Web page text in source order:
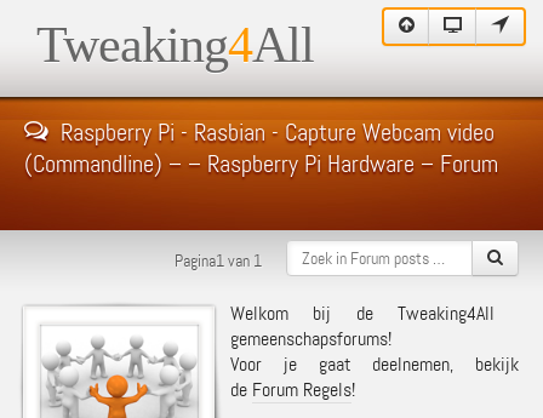
Tweaking4All
Raspberry Pi - Rasbian - Capture Webcam video
(Commandline) – – Raspberry Pi Hardware – Forum
Pagina1 van 1
Welkom bij de Tweaking4All
gemeenschapsforums!
Voor je gaat deelnemen, bekijk
de Forum Regels!